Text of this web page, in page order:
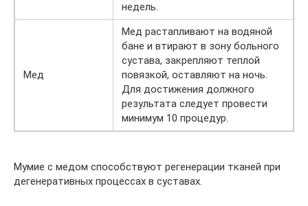
недель.
Мед
Мед растапливают на водяной
бане и втирают в зону больного
сустава, закрепляют теплой
повязкой, оставляют на ночь.
Для достижения должного
результата следует провести
минимум 10 процедур.
Мумие с медом способствуют регенерации тканей при
дегенеративных процессах в суставах.